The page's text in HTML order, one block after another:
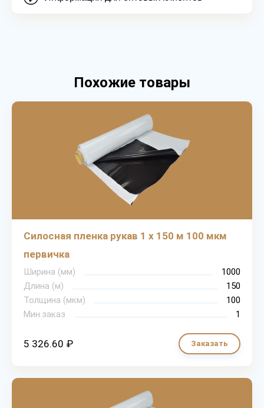
Похожие товары
Силосная пленка рукав 1 х 150 м 100 мкм
первичка
Ширина (мм)
1000
Длина (м)
150
Толщина (мкм)
100
Мин.заказ
1
5 326.60 ₽ Заказать